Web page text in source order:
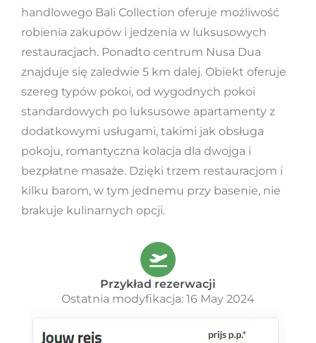
handlowego Bali Collection oferuje możliwość
robienia zakupów i jedzenia w luksusowych
restauracjach. Ponadto centrum Nusa Dua
znajduje się zaledwie 5 km dalej. Obiekt oferuje
szereg typów pokoi, od wygodnych pokoi
standardowych po luksusowe apartamenty z
dodatkowymi usługami, takimi jak obsługa
pokoju, romantyczna kolacja dla dwojga i
bezpłatne masaże. Dzięki trzem restauracjom i
kilku barom, w tym jednemu przy basenie, nie
brakuje kulinarnych opcji.
Przykład rezerwacji
Ostatnia modyfikacja: 16 May 2024